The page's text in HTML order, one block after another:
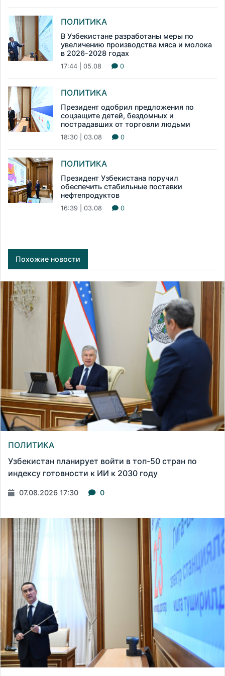
ПОЛИТИКА
В Узбекистане разработаны меры по
увеличению производства мяса и молока
в 2026-2028 годах
17:44 | 05.08 0
ПОЛИТИКА
Президент одобрил предложения по
соцзащите детей, бездомных и
пострадавших от торговли людьми
18:30 | 03.08 0
ПОЛИТИКА
Президент Узбекистана поручил
обеспечить стабильные поставки
нефтепродуктов
16:39 | 03.08 0
Похожие новости
ПОЛИТИКА
Узбекистан планирует войти в топ-50 стран по
индексу готовности к ИИ к 2030 году
07.08.2026 17:30 0